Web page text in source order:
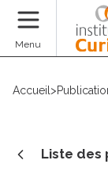
Menu
Accueil >
Liste des